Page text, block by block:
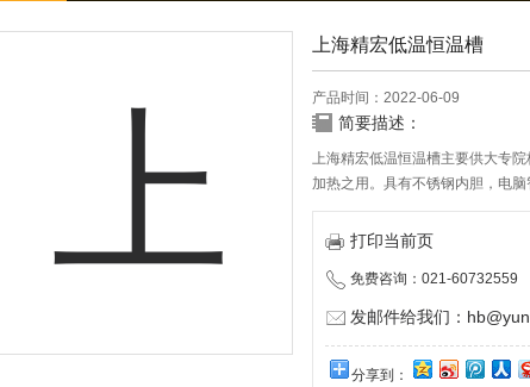
上海精宏低温恒温槽
产品时间：2022-06-09
简要描述：
上海精宏低温恒温槽主要供大专
加热之用。具有不锈钢内胆，电脑
打印当前页
免费咨询：021-60732559
发邮件给我们：
分享到：